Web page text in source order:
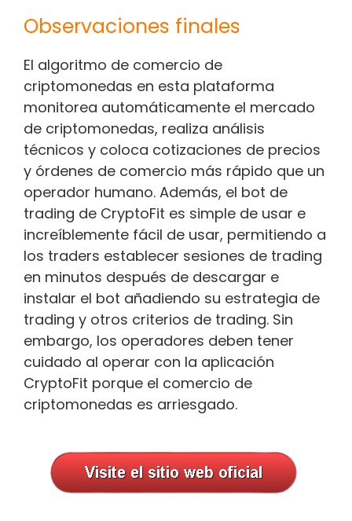
Observaciones finales
El algoritmo de comercio de
criptomonedas en esta plataforma
monitorea automáticamente el mercado
de criptomonedas, realiza análisis
técnicos y coloca cotizaciones de precios
y órdenes de comercio más rápido que un
operador humano. Además, el bot de
trading de CryptoFit es simple de usar e
increíblemente fácil de usar, permitiendo a
los traders establecer sesiones de trading
en minutos después de descargar e
instalar el bot añadiendo su estrategia de
trading y otros criterios de trading. Sin
embargo, los operadores deben tener
cuidado al operar con la aplicación
CryptoFit porque el comercio de
criptomonedas es arriesgado.